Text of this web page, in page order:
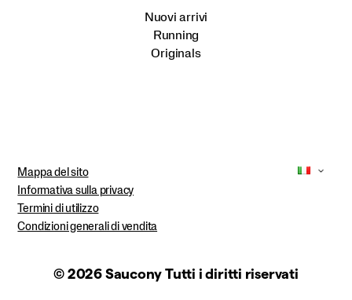
Nuovi arrivi
Running
Originals
Mappa del sito
Informativa sulla privacy
Termini di utilizzo
Condizioni generali di vendita
© 2026 Saucony Tutti i diritti riservati